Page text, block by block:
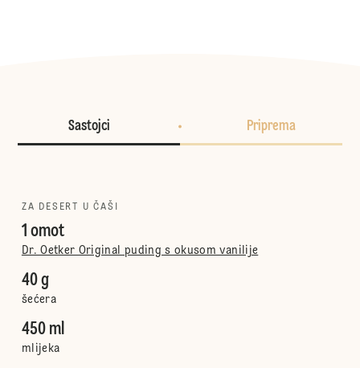
Sastojci Priprema
ZA DESERT U ČAŠI
1 omot
Dr. Oetker Original puding s okusom vanilije
40 g
šećera
450 ml
mlijeka